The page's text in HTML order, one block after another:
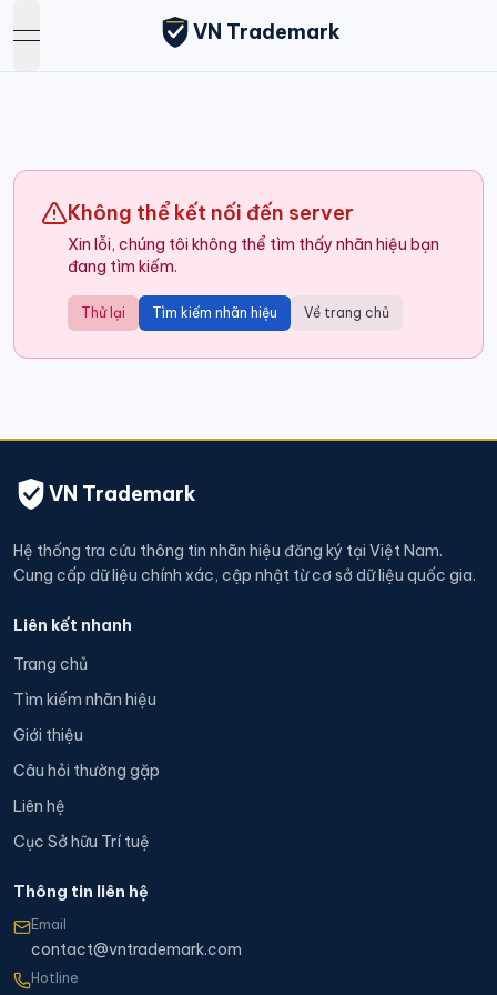
open navigation menu
VN Trademark
Không thể kết nối đến server
Xin lỗi, chúng tôi không thể tìm thấy nhãn hiệu bạn
đang tìm kiếm.
Thử lại Tìm kiếm nhãn hiệu Về trang chủ
VN Trademark
Hệ thống tra cứu thông tin nhãn hiệu đăng ký tại Việt Nam.
Cung cấp dữ liệu chính xác, cập nhật từ cơ sở dữ liệu quốc gia.
Liên kết nhanh
Trang chủ
Tìm kiếm nhãn hiệu
Giới thiệu
Câu hỏi thường gặp
Liên hệ
Cục Sở hữu Trí tuệ
Thông tin liên hệ
Email
contact@vntrademark.com
Hotline